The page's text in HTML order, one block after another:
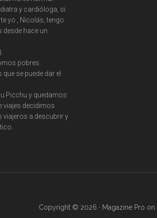
y cardióloga, si
yo , Nicolás, tengo
desde hace un
pobres.
se puede dar el
Picchu y quedamos
viajes decidimos
viajeros a descubrir y
Copyright © 2026 · Magazine Pro on